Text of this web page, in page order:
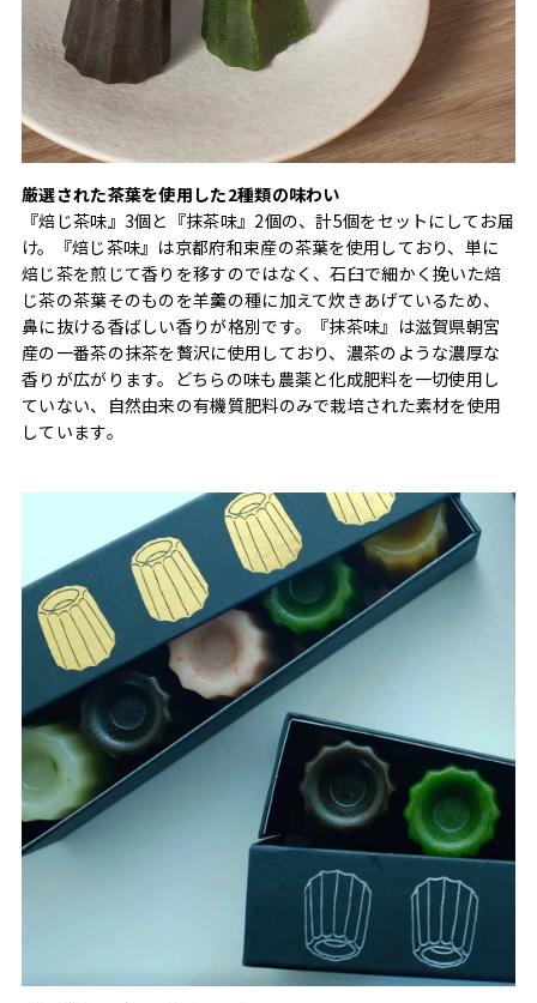
厳選された茶葉を使用した2種類の味わい
『焙じ茶味』3個と『抹茶味』2個の、計5個をセットにしてお届
け。『焙じ茶味』は京都府和束産の茶葉を使用しており、単に
焙じ茶を煎じて香りを移すのではなく、石臼で細かく挽いた焙
じ茶の茶葉そのものを羊羹の種に加えて炊きあげているため、
鼻に抜ける香ばしい香りが格別です。『抹茶味』は滋賀県朝宮
産の一番茶の抹茶を贅沢に使用しており、濃茶のような濃厚な
香りが広がります。どちらの味も農薬と化成肥料を一切使用し
ていない、自然由来の有機質肥料のみで栽培された素材を使用
しています。